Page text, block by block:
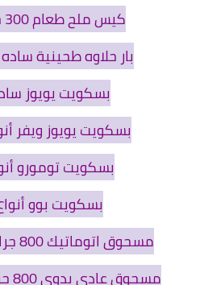
كیس ملح طعام 300 جرام جنيه واحد
بار حلاوه طحينية ساده 40 جراما 2 جنيه
بسكويت يويوز
بسكويت يويوز ويفر أنواع
بسكويت تومورو أنواع 3
بسكويت بوو أنواع 3
مسحوق اتوماتيك 800 جرام بسعر 17.50 جنيه
مسحوق عادي يدوي 800 جرام بسعر 10.50 جنيه